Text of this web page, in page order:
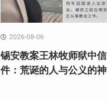
2026-08-06
锡安教案王林牧师狱中信
件：荒诞的人与公义的神